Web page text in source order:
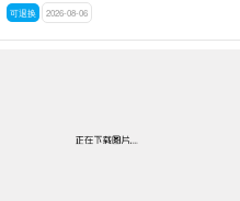
可退换 2026-08-06